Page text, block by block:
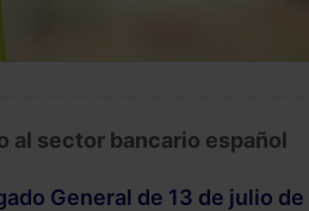
al sector bancario español
General de 13 de julio de